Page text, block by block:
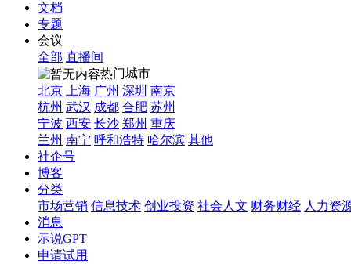
文档
专题
会议
全部 直播间
热门城市
北京
上海 广州 深圳 南京
杭州 武汉 成都 合肥 苏州
宁波 西安 长沙 郑州 重庆
兰州 南宁 呼和浩特 哈尔滨 其他
社企号
博客
分类
市场营销 信息技术 创业投资 社会人文 财务财经 人力资
消息
示说GPT
申请试用